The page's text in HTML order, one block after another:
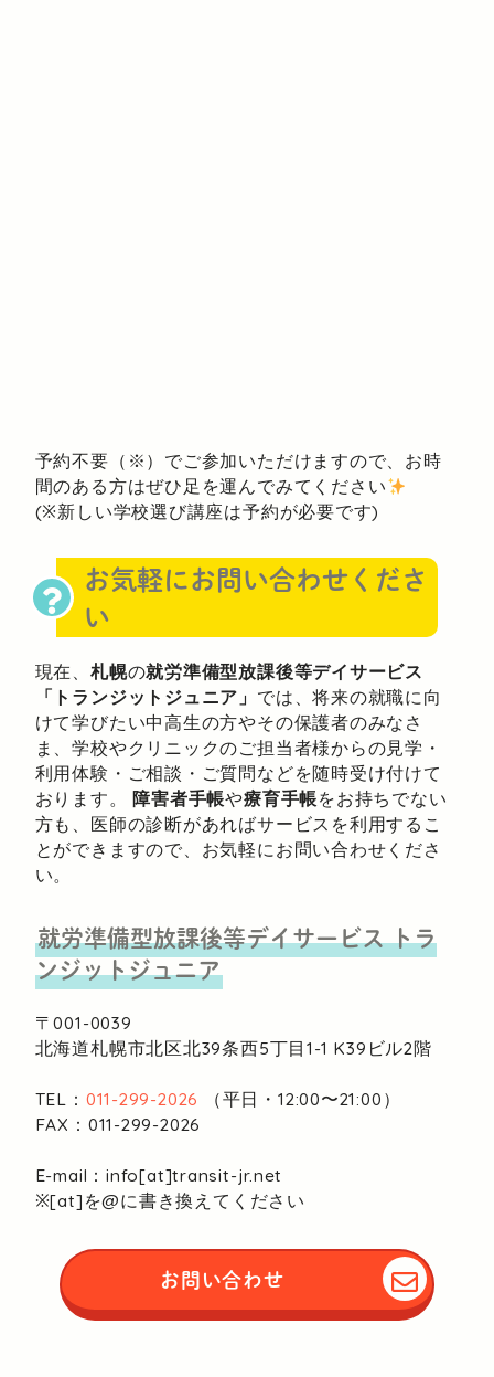
予約不要（※）でご参加いただけますので、お時
間のある方はぜひ足を運んでみてください
(※新しい学校選び講座は予約が必要です)
お気軽にお問い合わせくださ
い
現在、 札幌の就労準備型放課後等デイサービス
「トランジットジュニア」 では、将来の就職に向
けて学びたい中高生の方やその保護者のみなさ
ま、学校やクリニックのご担当者様からの見学・
利用体験・ご相談・ご質問などを随時受け付けて
おります。 障害者手帳や療育手帳をお持ちでない
方も、医師の診断があればサービスを利用するこ
とができますので、お気軽にお問い合わせくださ
い。
就労準備型放課後等デイサービストラ
ンジットジュニア
〒001-0039
北海道札幌市北区北39条西5丁目1-1 K39ビル2階
TEL： 011-299-2026
（平日・12:00〜21:00）
FAX：011-299-2026
E-mail：info[at]transit-jr.net
※[at]を@に書き換えてください
お問い合わせ